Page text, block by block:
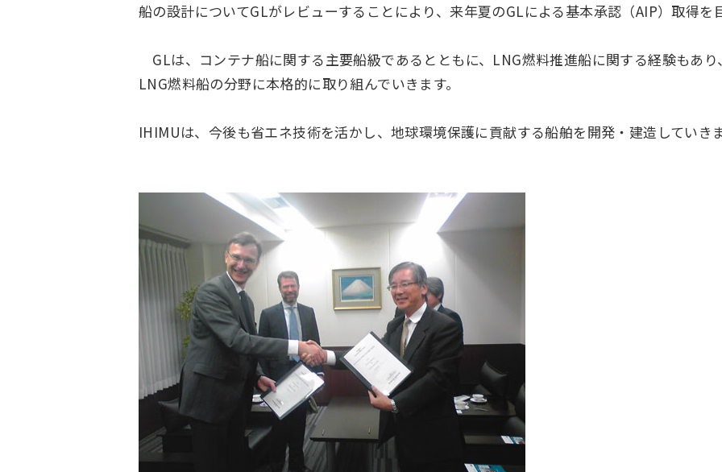
船の設計についてGLがレビューすることにより、来年夏のGLによる基本承認（AIP）取得を
GLは、コンテナ船に関する主要船級であるとともに、LNG燃料推進船に関する経験もあ
LNG燃料船の分野に本格的に取り組んでいきます。
IHIMUは、今後も省エネ技術を活かし、地球環境保護に貢献する船舶を開発・建造していき